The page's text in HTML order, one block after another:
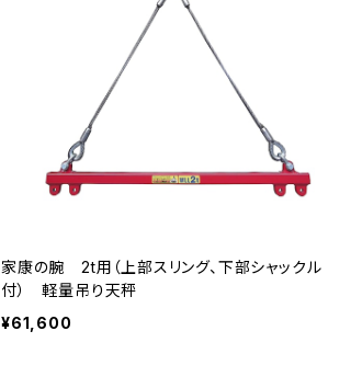
家康の腕 2t用（上部スリング、下部シャックル
付） 軽量吊り天秤
¥61,600